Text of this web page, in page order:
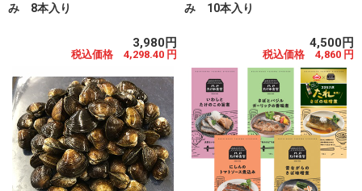
み 8本入り
3,980円
税込価格 4,298.40 円
み 10本入り
4,500円
税込価格 4,860 円